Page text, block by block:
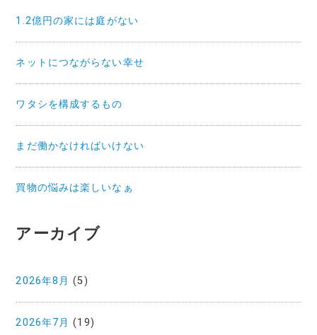
1.2億円の家には庭がない
ネットにつながらない幸せ
ワタシを構成するもの
まだ働かなければいけない
買物の悩みは楽しいなぁ
アーカイブ
2026年8月 (5)
2026年7月 (19)